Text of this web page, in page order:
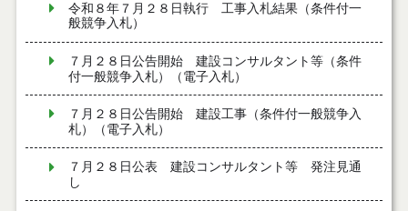
令和８年７月２８日執行 工事入札結果（条件付一
般競争入札）
７月２８日公告開始 建設コンサルタント等（条件
付一般競争入札）（電子入札）
７月２８日公告開始 建設工事（条件付一般競争入
札）（電子入札）
７月２８日公表 建設コンサルタント等 発注見通
し